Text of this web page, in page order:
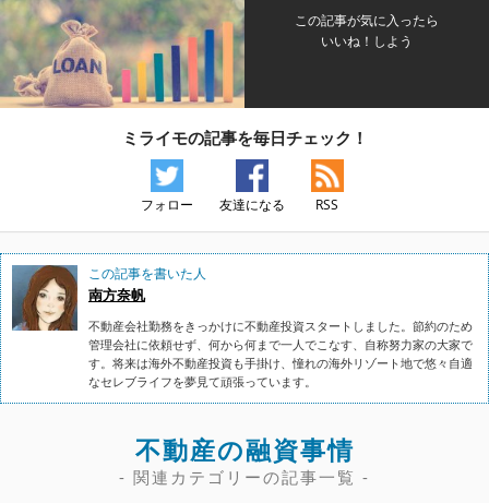
この記事が気に入ったら
いいね！しよう
ミライモの記事を毎日チェック！
フォロー 友達になる RSS
この記事を書いた人
南方奈帆
不動産会社勤務をきっかけに不動産投資スタートしました。節約のため
管理会社に依頼せず、何から何まで一人でこなす、自称努力家の大家で
す。将来は海外不動産投資も手掛け、憧れの海外リゾート地で悠々自適
なセレブライフを夢見て頑張っています。
不動産の融資事情
- 関連カテゴリーの記事一覧 -